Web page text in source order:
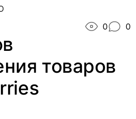
0 0
товаров